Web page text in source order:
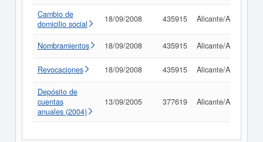
Cambio de
domicilio social
18/09/2008 435915 Alicante/Alacant
Nombramientos 18/09/2008 435915 Alicante/Alacant
Revocaciones 18/09/2008 435915 Alicante/Alacant
Depósito de
cuentas
anuales (2004)
13/09/2005 377619 Alicante/Alacant